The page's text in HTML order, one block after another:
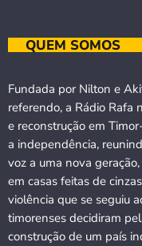
QUEM SOMOS
Fundada por Nilton e
referendo, a Rádio Rafa
e reconstrução em
a independência,
voz a uma nova
em casas feitas de
violência que se seguiu
timorenses decidiram
construção de um país